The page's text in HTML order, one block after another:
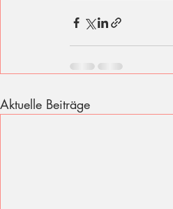
Aktuelle Beiträge